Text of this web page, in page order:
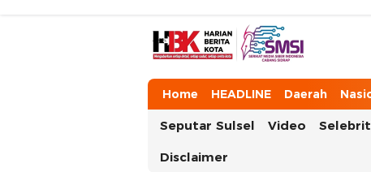
HarianBeritaKota
Mengabarkan Setiap Detil, Sudut,
Home HEADLINE Daerah
Seputar Sulsel Video
Disclaimer